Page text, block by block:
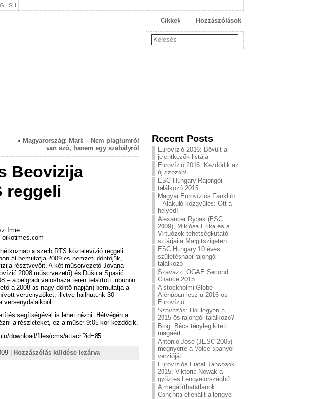
Hozzászólások
Cikkek
« Magyarország: Mark – Nem plágiumról
van szó, hanem egy szabályról
Beovizija
reggeli
Imre
oikotimes.com
a szerb RTS köztelevízió reggeli
át bemutatja 2009-es nemzeti döntőjük,
résztvevőit. A két műsorvezető Jovana
2008 műsorvezető) és Dušica Spasić
– a belgrádi városháza terén felálított tribünön
a 2008-as nagy döntő napján) bemutatja a
versenyzőket, illetve hallhatunk 30
versenydalaikból.
segítségével is lehet nézni. Hétvégén a
a részleteket, ez a műsor 9:05-kor kezdődik.
download/files/cms/attach?id=85
Hozzászólás küldése lezárva
Recent Posts
Eurovízió 2016: Bővült a
jelentkezők listája
Eurovízió 2016: Kezdődik az
új szezon!
ESC Hungary Rajongói
találkozó 2015
Magyar Eurovíziós Fanklub
– Alakuló közgyűlés: Ott a
helyed!
Alexander Rybak (ESC
2009), Miklósa Erika és a
Virtuózok tehetségkutató
sztárjai a Margitszigeten
ESC Hungary 10 éves
születésnapi rajongói
találkozó
Szavazz: OGAE Second
Chance 2015
A stockholmi Globe
Arénában lesz a 2016-os
Eurovízió
Szavazás: Hol legyen a
2015-ös rajongói találkozó?
Blog: Bécs tényleg kitett
magáért
Antonio José (JESC 2005)
megnyerte a Voice spanyol
verzióját
Eurovíziós Fiatal Táncosok
2015: Viktoria Nowak a
győztes Lengyelországból
A megállíthatatlanok:
Conchita ellenállt a lengyel